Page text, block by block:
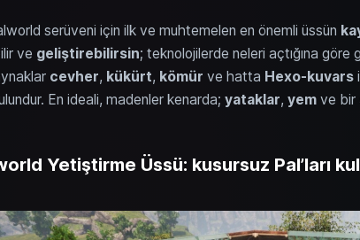
serüveni için ilk ve muhtemelen en önemli üssün
ve geliştirebilirsin; teknolojilerde neleri açtığına göre
cevher, kükürt, kömür ve hatta Hexo-kuvars
En ideali, madenler kenarda; yataklar, yemve bir
Yetiştirme Üssü: kusursuz Pal’ları